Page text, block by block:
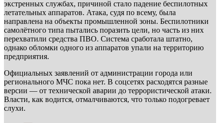
экстренных службах, причиной стало падение беспилотных
летательных аппаратов. Атака, судя по всему, была
направлена на объекты промышленной зоны. Беспилотники
самолётного типа пытались поразить цели, но часть из них
перехватили средства ПВО. Система сработала штатно,
однако обломки одного из аппаратов упали на территорию
предприятия.
Официальных заявлений от администрации города или
регионального МЧС пока нет. В соцсетях расходятся разные
версии — от технической аварии до террористической атаки.
Власти, как водится, отмалчиваются, что только подогревает
слухи.